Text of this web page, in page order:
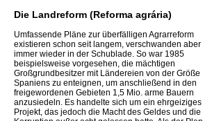
Die Landreform (Reforma agrária)
Umfassende Pläne zur überfälligen Agrarreform
existieren schon seit langem, verschwanden aber
immer wieder in der Schublade. So war 1985
beispielsweise vorgesehen, die mächtigen
Großgrundbesitzer mit Ländereien von der Größe
Spaniens zu enteignen, um anschließend in den
freigewordenen Gebieten 1,5 Mio. arme Bauern
anzusiedeln. Es handelte sich um ein ehrgeiziges
Projekt, das jedoch die Macht des Geldes und die